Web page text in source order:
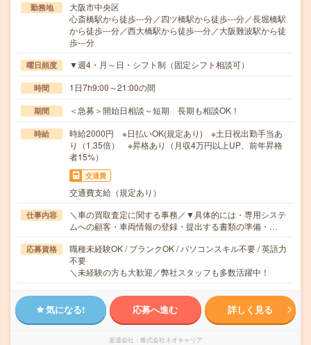
勤務地
大阪市中央区
心斎橋駅から徒歩---分／四ツ橋駅から徒歩---分／長堀橋駅
から徒歩---分／西大橋駅から徒歩---分／大阪難波駅から徒
歩---分
曜日頻度 ▼週4・月～日・シフト制（固定シフト相談可）
時間 1日7h9:00～21:00の間
期間 ＜急募＞開始日相談～短期 長期も相談OK！
時給
時給2000円 ※日払いOK(規定あり) ※土日祝出勤手当あ
り（1.35倍） ※昇格あり（月収4万円以上UP、前年昇格
者15%）
交通費
交通費支給（規定あり）
仕事内容
＼車の買取査定に関する事務／▼具体的には・専用システ
ムへの顧客・車両情報の登録・提出する書類の準備・…
応募資格
職種未経験OK / ブランクOK / パソコンスキル不要 / 英語力
不要
＼未経験の方も大歓迎／弊社スタッフも多数活躍中！
気になる! 応募へ進む 詳しく見る
派遣会社 株式会社ネオキャリア